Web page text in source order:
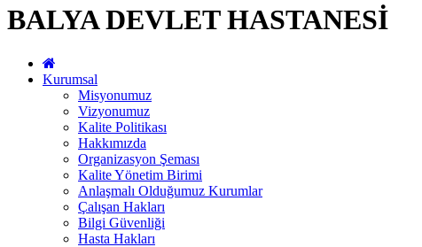
BALYA DEVLET HASTANESİ
Kurumsal
Misyonumuz
Vizyonumuz
Kalite Politikası
Hakkımızda
Organizasyon Şeması
Kalite Yönetim Birimi
Anlaşmalı Olduğumuz Kurumlar
Çalışan Hakları
Bilgi Güvenliği
Hasta Hakları